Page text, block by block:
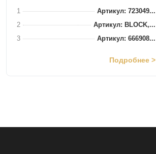
1
Артикул: 723049...
2
Артикул: BLOCK,...
3
Артикул: 666908...
Подробнее >